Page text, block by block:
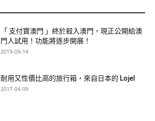
「 支付寶澳門 」終於殺入澳門，現正公開給澳
門人試用！功能將逐步開展！
2019-09-14
耐用又性價比高的旅行箱，來自日本的 Lojel
2017-04-09